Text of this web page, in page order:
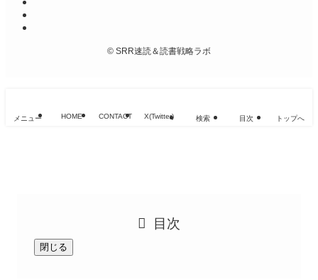
© SRR速読＆読書戦略ラボ
メニュー HOME CONTACT X(Twitter) 検索 目次 トップへ
目次
閉じる